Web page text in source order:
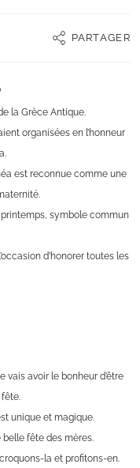
PARTAGER
la Grèce Antique.
organisées en l’honneur
est reconnue comme une
symbole commun
d’honorer toutes les
vais avoir le bonheur d’être
unique et magique.
fête des mères.
la et profitons-en.